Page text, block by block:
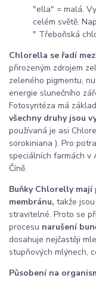
"ella" = malá.
celém světě.
" Třeboňská
Chlorella se řadí
přirozeným zdrojem
zeleného pigmentu,
energie slunečního
Fotosyntéza má
všechny druhy jsou
používaná je asi
sorokiniana ). Pro
speciálních farmách v
Číně.
Buňky Chlorelly
membránu, takže
stravitelné. Proto se
procesu narušení
dosahuje nejčastěji
stupňových mlýnech,
Působení na